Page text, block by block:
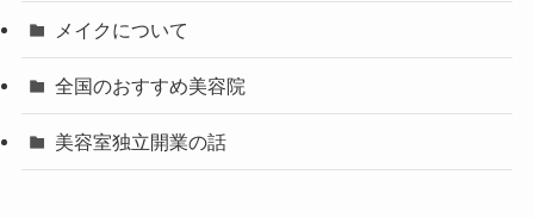
メイクについて
全国のおすすめ美容院
美容室独立開業の話